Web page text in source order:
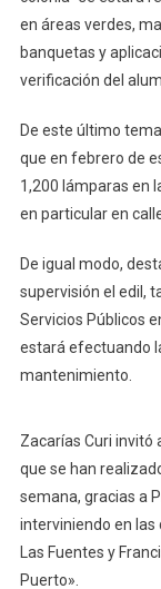
en áreas verdes,
banquetas y
verificación del
De este último
que en febrero de
1,200 lámparas en
en particular en
De igual modo,
supervisión el edil,
Servicios Públicos
estará efectuando
mantenimiento.
Zacarías Curi invitó
que se han
semana, gracias a
interviniendo en las
Las Fuentes y
Puerto».